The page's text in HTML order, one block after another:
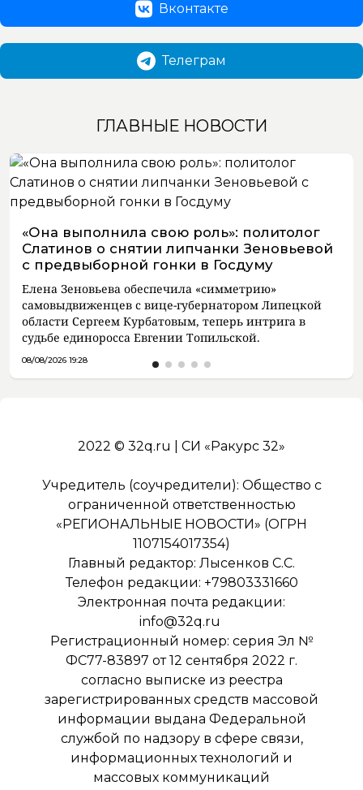
Вконтакте
Телеграм
ГЛАВНЫЕ НОВОСТИ
«Она выполнила свою роль»: политолог
Слатинов о снятии липчанки Зеновьевой
с предвыборной гонки в Госдуму
Елена Зеновьева обеспечила «симметрию»
самовыдвиженцев с вице-губернатором Липецкой
области Сергеем Курбатовым, теперь интрига в
судьбе единоросса Евгении Топильской.
08/08/2026 19:28
2022 © 32q.ru | СИ «Ракурс 32»
Учредитель (соучредители): Общество с
ограниченной ответственностью
«РЕГИОНАЛЬНЫЕ НОВОСТИ» (ОГРН
1107154017354)
Главный редактор: Лысенков С.С.
Телефон редакции: +79803331660
Электронная почта редакции:
info@32q.ru
Регистрационный номер: серия Эл №
ФС77-83897 от 12 сентября 2022 г.
согласно выписке из реестра
зарегистрированных средств массовой
информации выдана Федеральной
службой по надзору в сфере связи,
информационных технологий и
массовых коммуникаций